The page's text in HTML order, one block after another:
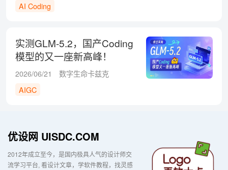
AI Coding
实测GLM-5.2，国产Coding
模型的又一座新高峰！
2026/06/21
数字生命卡兹克
AIGC
优设网 UISDC.COM
2012年成立至今，是国内极具人气的设计师交
流学习平台 看设计文章，学软件教程，找灵感